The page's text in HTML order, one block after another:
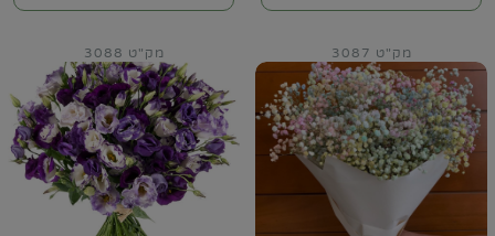
מק"ט 3087 מק"ט 3088